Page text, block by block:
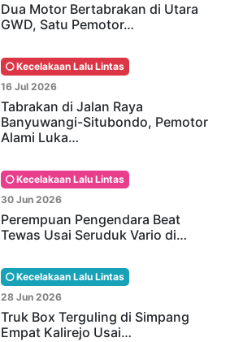
Dua Motor Bertabrakan di Utara
GWD, Satu Pemotor…
Kecelakaan Lalu Lintas
16 Jul 2026
Tabrakan di Jalan Raya
Banyuwangi-Situbondo, Pemotor
Alami Luka…
Kecelakaan Lalu Lintas
30 Jun 2026
Perempuan Pengendara Beat
Tewas Usai Seruduk Vario di…
Kecelakaan Lalu Lintas
28 Jun 2026
Truk Box Terguling di Simpang
Empat Kalirejo Usai…